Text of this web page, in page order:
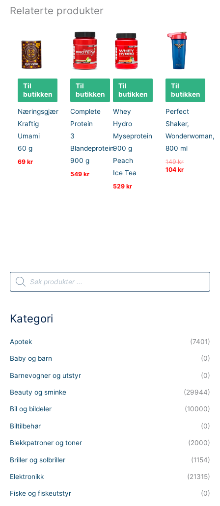
Relaterte produkter
Til
butikken
Næringsgjær
Kraftig
Umami
60 g
69kr
Til
butikken
Complete
Protein
3
Blandeprotein
900 g
549kr
Til
butikken
Whey
Hydro
Myseprotein
900 g
Peach
Ice Tea
529kr
Til
butikken
Perfect
Shaker,
Wonderwoman,
800 ml
149krOpprinnelig
pris
104krNåværende
P
d
t
s
a
r
h
Kategori
Apotek (7401)
Baby og barn (0)
Barnevogner og utstyr (0)
Beauty og sminke (29944)
Bil og bildeler (10000)
Biltilbehør (0)
Blekkpatroner og toner (2000)
Briller og solbriller (1154)
Elektronikk (21315)
Fiske og fiskeutstyr (0)